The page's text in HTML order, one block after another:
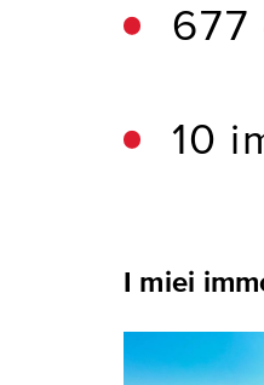
677
10
I miei